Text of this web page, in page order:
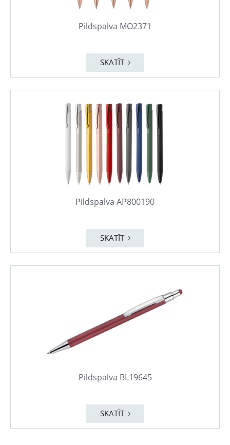
Pildspalva MO2371
SKATĪT
Pildspalva AP800190
SKATĪT
Pildspalva BL19645
SKATĪT